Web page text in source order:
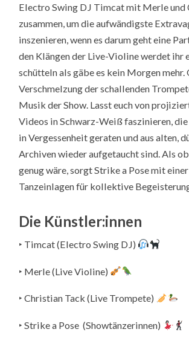
Electro Swing DJ Timcat mit Merle und
zusammen, um die aufwändigste
inszenieren, wenn es darum geht eine
den Klängen der Live-Violine werdet ihr
schütteln als gäbe es kein Morgen
Verschmelzung der schallenden
Musik der Show. Lasst euch von
Videos in Schwarz-Weiß faszinieren,
in Vergessenheit geraten und aus alten,
Archiven wieder aufgetaucht sind. Als
genug wäre, sorgt Strike a Pose mit
Tanzeinlagen für kollektive
Die Künstler:innen
‣ Timcat (Electro Swing DJ)
‣ Merle (Live Violine)
‣ Christian Tack (Live Trompete)
‣ Strike a Pose (Showtänzerinnen)